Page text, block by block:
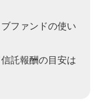
ファンドの使い
託報酬の目安は